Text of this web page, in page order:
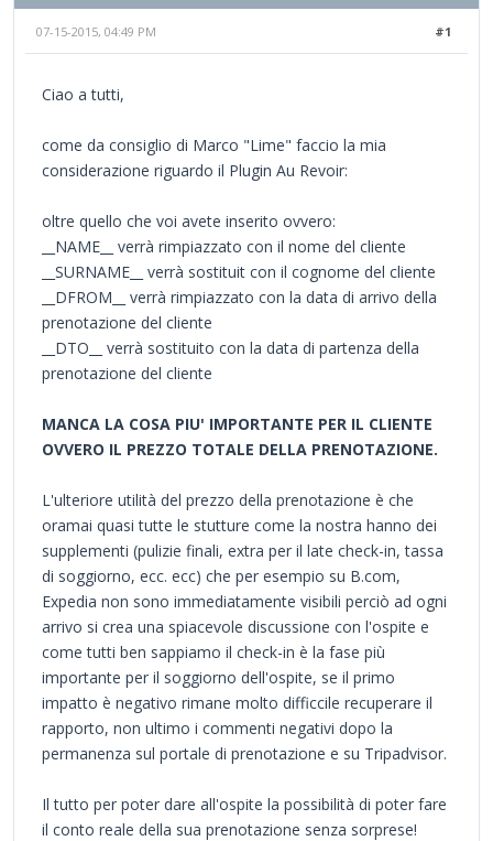
#1
07-15-2015, 04:49 PM
Ciao a tutti,
come da consiglio di Marco "Lime" faccio la mia
considerazione riguardo il Plugin Au Revoir:
oltre quello che voi avete inserito ovvero:
__NAME__ verrà rimpiazzato con il nome del cliente
__SURNAME__ verrà sostituit con il cognome del cliente
__DFROM__ verrà rimpiazzato con la data di arrivo della
prenotazione del cliente
__DTO__ verrà sostituito con la data di partenza della
prenotazione del cliente
MANCA LA COSA PIU' IMPORTANTE PER IL CLIENTE
OVVERO IL PREZZO TOTALE DELLA PRENOTAZIONE.
L'ulteriore utilità del prezzo della prenotazione è che
oramai quasi tutte le stutture come la nostra hanno dei
supplementi (pulizie finali, extra per il late check-in, tassa
di soggiorno, ecc. ecc) che per esempio su B.com,
Expedia non sono immediatamente visibili perciò ad ogni
arrivo si crea una spiacevole discussione con l'ospite e
come tutti ben sappiamo il check-in è la fase più
importante per il soggiorno dell'ospite, se il primo
impatto è negativo rimane molto difficcile recuperare il
rapporto, non ultimo i commenti negativi dopo la
permanenza sul portale di prenotazione e su Tripadvisor.
Il tutto per poter dare all'ospite la possibilità di poter fare
il conto reale della sua prenotazione senza sorprese!